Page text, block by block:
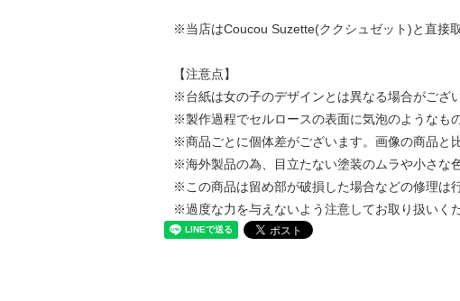
※当店はCoucou Suzette(ククシュゼット)と直接
【注意点】
※台紙は女の子のデザインとは異なる場合がござい
※製作過程でセルロースの表面に気泡のようなも
※商品ごとに個体差がございます。画像の商品と
※海外製品の為、目立たない塗装のムラや小さな
※この商品は留め部が破損した場合などの修理は
※過度な力を与えないよう注意してお取り扱いくだ